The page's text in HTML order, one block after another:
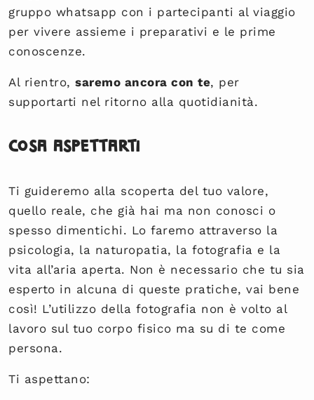
gruppo whatsapp con i partecipanti al viaggio
per vivere assieme i preparativi e le prime
conoscenze.
Al rientro,saremo ancora con te, per
supportarti nel ritorno alla quotidianità.
Cosa aspettarti
Ti guideremo alla scoperta del tuo valore,
quello reale, che già hai ma non conosci o
spesso dimentichi. Lo faremo attraverso la
psicologia, la naturopatia, la fotografia e la
vita all’aria aperta. Non è necessario che tu sia
esperto in alcuna di queste pratiche, vai bene
così! L’utilizzo della fotografia non è volto al
lavoro sul tuo corpo fisico ma su di te come
persona.
Ti aspettano: